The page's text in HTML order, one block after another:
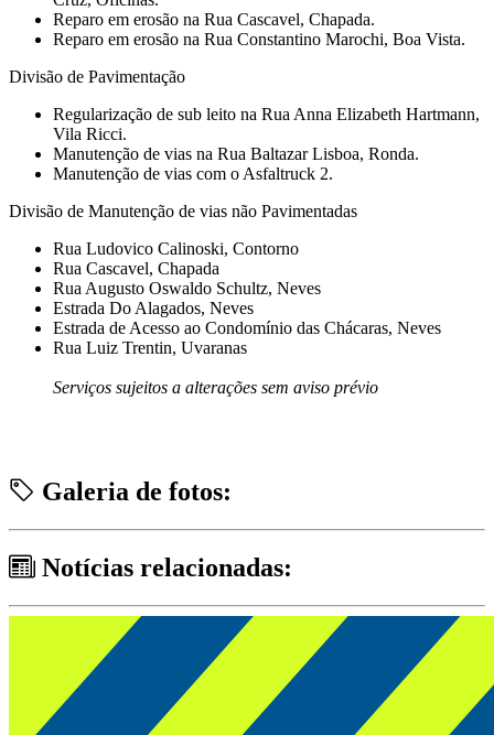
Reparo em erosão na Rua Cascavel, Chapada.
Reparo em erosão na Rua Constantino Marochi, Boa Vista.
Divisão de Pavimentação
Regularização de sub leito na Rua Anna Elizabeth Hartmann,
Vila Ricci.
Manutenção de vias na Rua Baltazar Lisboa, Ronda.
Manutenção de vias com o Asfaltruck 2.
Divisão de Manutenção de vias não Pavimentadas
Rua Ludovico Calinoski, Contorno
Rua Cascavel, Chapada
Rua Augusto Oswaldo Schultz, Neves
Estrada Do Alagados, Neves
Estrada de Acesso ao Condomínio das Chácaras, Neves
Rua Luiz Trentin, Uvaranas
Serviços sujeitos a alterações sem aviso prévio
Galeria de fotos:
Notícias relacionadas: